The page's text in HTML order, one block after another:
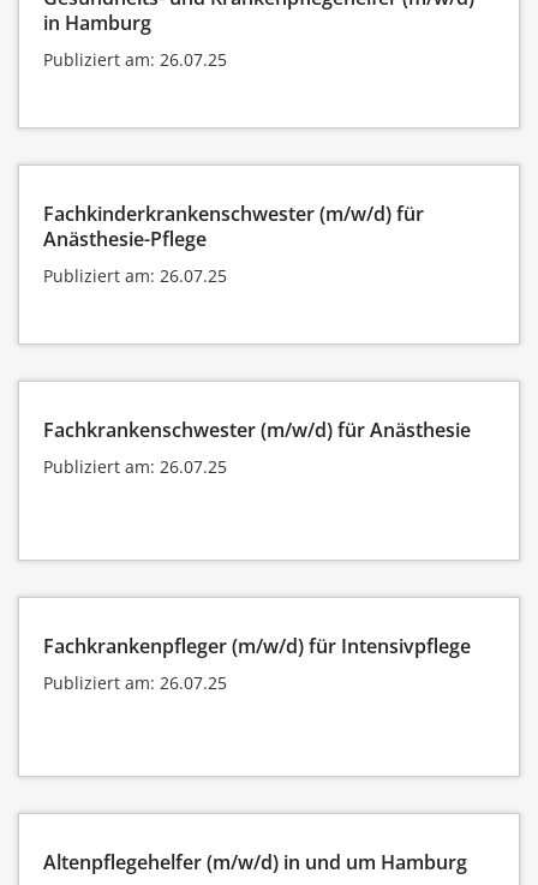
in Hamburg
Publiziert am: 26.07.25
Fachkinderkrankenschwester (m/w/d) für
Anästhesie-Pflege
Publiziert am: 26.07.25
Fachkrankenschwester (m/w/d) für Anästhesie
Publiziert am: 26.07.25
Fachkrankenpfleger (m/w/d) für Intensivpflege
Publiziert am: 26.07.25
Altenpflegehelfer (m/w/d) in und um Hamburg